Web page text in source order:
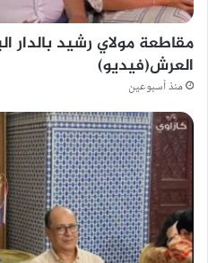
مقاطعة مولاي رشيد بالدار
العرش(فيديو)
منذ أسبوعين